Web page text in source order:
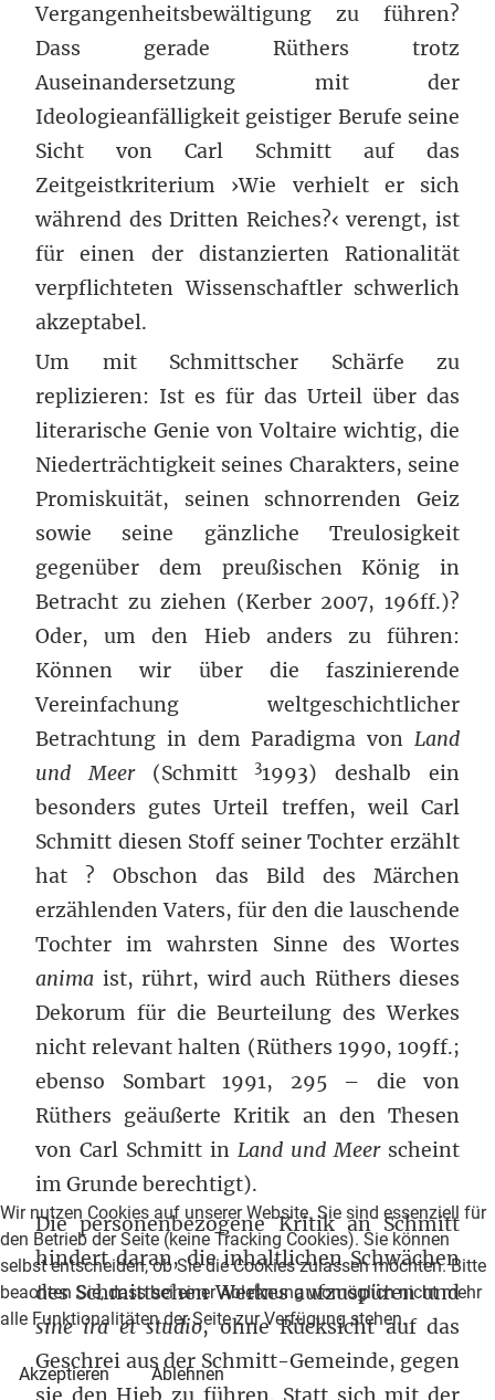
Vergangenheitsbewältigung zu führen?
Dass gerade Rüthers trotz
Auseinandersetzung mit der
Ideologieanfälligkeit geistiger Berufe seine
Sicht von Carl Schmitt auf das
Zeitgeistkriterium ›Wie verhielt er sich
während des Dritten Reiches?‹ verengt, ist
für einen der distanzierten Rationalität
verpflichteten Wissenschaftler schwerlich
akzeptabel.
Um mit Schmittscher Schärfe zu
replizieren: Ist es für das Urteil über das
literarische Genie von Voltaire wichtig, die
Niederträchtigkeit seines Charakters, seine
Promiskuität, seinen schnorrenden Geiz
sowie seine gänzliche Treulosigkeit
gegenüber dem preußischen König in
Betracht zu ziehen (Kerber 2007, 196ff.)?
Oder, um den Hieb anders zu führen:
Können wir über die faszinierende
Vereinfachung weltgeschichtlicher
Betrachtung in dem Paradigma von Land
und Meer(Schmitt31993) deshalb ein
besonders gutes Urteil treffen, weil Carl
Schmitt diesen Stoff seiner Tochter erzählt
hat ? Obschon das Bild des Märchen
erzählenden Vaters, für den die lauschende
Tochter im wahrsten Sinne des Wortes
anima ist, rührt, wird auch Rüthers dieses
Dekorum für die Beurteilung des Werkes
nicht relevant halten (Rüthers 1990, 109ff.;
ebenso Sombart 1991, 295 – die von
Rüthers geäußerte Kritik an den Thesen
von Carl Schmitt in Land und Meerscheint
im Grunde berechtigt).
Die personenbezogene Kritik an Schmitt
hindert daran, die inhaltlichen Schwächen
des Schmittschen Werkes aufzuspüren und
sine ira et studio, ohne Rücksicht auf das
Geschrei aus der Schmitt-Gemeinde, gegen
Wir nutzen Cookies auf unserer Website. Sie sind essenziell für
den Betrieb der Seite (keine Tracking Cookies). Sie können
selbst entscheiden, ob Sie die Cookies zulassen möchten. Bitte
beachten Sie, dass bei einer Ablehnung womöglich nicht mehr
alle Funktionalitäten der Seite zur Verfügung stehen.
Akzeptieren Ablehnen